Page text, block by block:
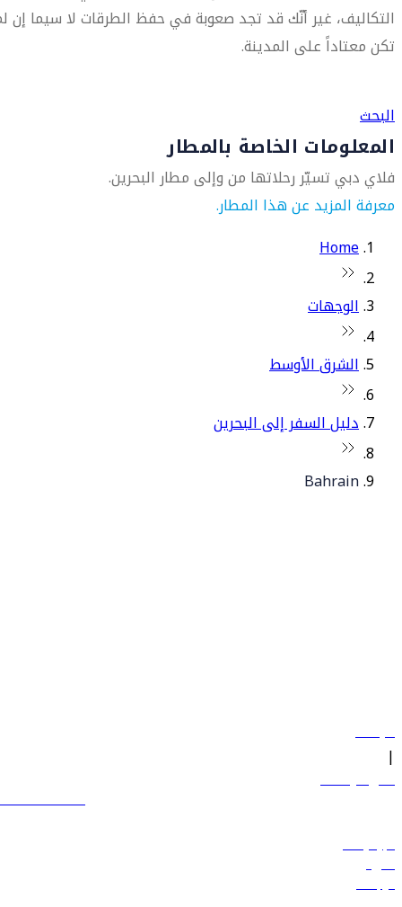
التكاليف، غير أنّك قد تجد صعوبة في حفظ الطرقات لا سيما إن
تكن معتاداً على المدينة.
البحث
المعلومات الخاصة بالمطار
فلاي دبي تسيّر رحلاتها من وإلى مطار البحرين.
معرفة المزيد عن هذا المطار.
Home
الوجهات
الشرق الأوسط
دليل السفر إلى البحرين
Bahrain
سياساتنا
|
الشروط والأحكام
600 544 445
حجز الرحلات
العروض
الوجهات